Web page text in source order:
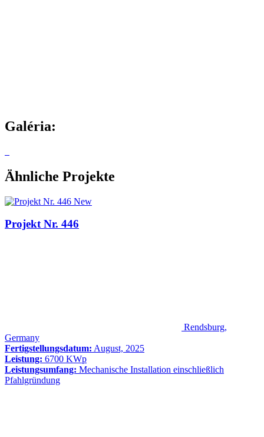
Galéria:
Ähnliche Projekte
New
Projekt Nr. 446
Rendsburg,
Germany
Fertigstellungsdatum: August, 2025
Leistung: 6700 KWp
Leistungsumfang: Mechanische Installation einschließlich
Pfahlgründung